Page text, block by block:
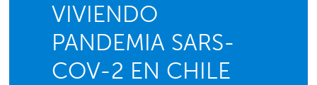
VIVIENDO
PANDEMIA SARS-
COV-2 EN CHILE